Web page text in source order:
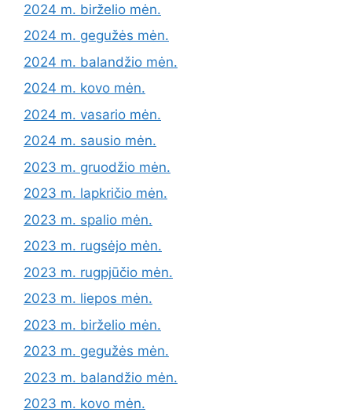
2024 m. birželio mėn.
2024 m. gegužės mėn.
2024 m. balandžio mėn.
2024 m. kovo mėn.
2024 m. vasario mėn.
2024 m. sausio mėn.
2023 m. gruodžio mėn.
2023 m. lapkričio mėn.
2023 m. spalio mėn.
2023 m. rugsėjo mėn.
2023 m. rugpjūčio mėn.
2023 m. liepos mėn.
2023 m. birželio mėn.
2023 m. gegužės mėn.
2023 m. balandžio mėn.
2023 m. kovo mėn.